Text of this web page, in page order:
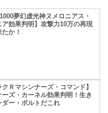
夢幻虚光神ヌメロニアス・
ア効果判明】攻撃力10万の再現
か！
クＲマシンナーズ・コマンド】
ーズ・カーネル効果判明！生き
ダー・ボルトだこれ